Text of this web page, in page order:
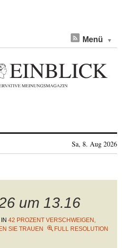
Menü
Sa, 8. Aug 2026
um 13.16
IN 42 PROZENT VERSCHWEIGEN,
SIE TRAUEN
FULL RESOLUTION